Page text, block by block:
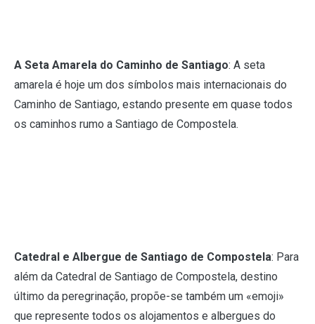
A Seta Amarela do Caminho de Santiago: A seta
amarela é hoje um dos símbolos mais internacionais do
Caminho de Santiago, estando presente em quase todos
os caminhos rumo a Santiago de Compostela.
Catedral e Albergue de Santiago de Compostela: Para
além da Catedral de Santiago de Compostela, destino
último da peregrinação, propõe-se também um «emoji»
que represente todos os alojamentos e albergues do